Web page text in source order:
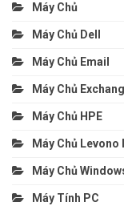
Máy Chủ
Máy Chủ Dell
Máy Chủ Email
Máy Chủ
Máy Chủ HPE
Máy Chủ Levono
Máy Chủ
Máy Tính PC